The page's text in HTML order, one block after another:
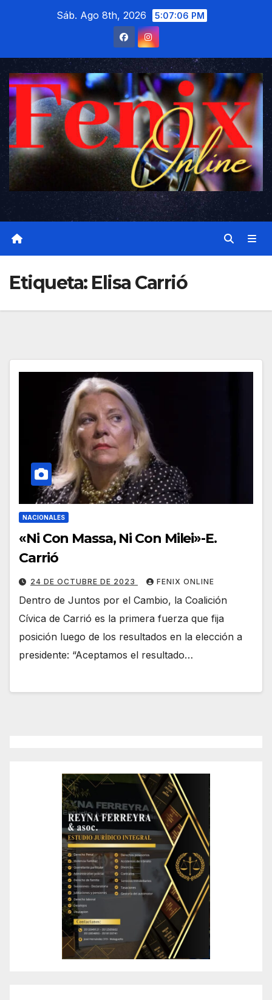
Sáb. Ago 8th, 2026 5:07:06 PM
Etiqueta: Elisa Carrió
NACIONALES
«Ni Con Massa, Ni Con Milei»-E.
Carrió
24 DE OCTUBRE DE 2023 FENIX ONLINE
Dentro de Juntos por el Cambio, la Coalición
Cívica de Carrió es la primera fuerza que fija
posición luego de los resultados en la elección a
presidente: “Aceptamos el resultado…